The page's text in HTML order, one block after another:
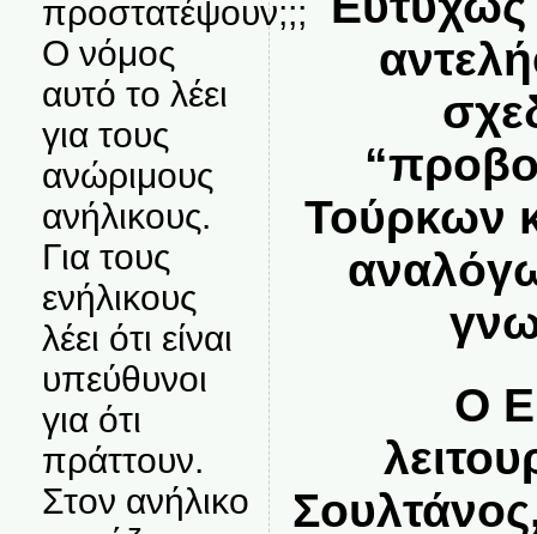
προστατέψουν;;;
Ο νόμος
αυτό το λέει
για τους
ανώριμους
ανήλικους.
Για τους
ενήλικους
λέει ότι είναι
υπεύθυνοι
για ότι
πράττουν.
Στον ανήλικο
Τούρκων
Ο